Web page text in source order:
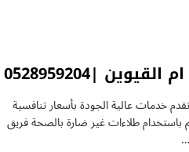
|0528959204
خدمات عالية الجودة بأسعار تنافسية
باستخدام طلاءات غير ضارة بالصحة فريق